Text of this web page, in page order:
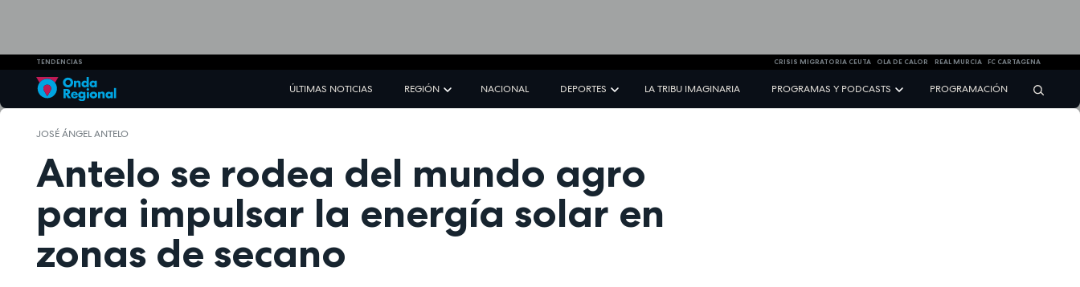
TENDENCIAS CRISIS MIGRATORIA CEUTA OLA DE CALOR REAL MURCIA FC CARTAGENA
ÚLTIMAS NOTICIAS REGIÓN NACIONAL DEPORTES LA TRIBU IMAGINARIA PROGRAMAS Y PODCASTS PROGRAMACIÓN
JOSÉ ÁNGEL ANTELO
Antelo se rodea del mundo agro
para impulsar la energía solar en
zonas de secano